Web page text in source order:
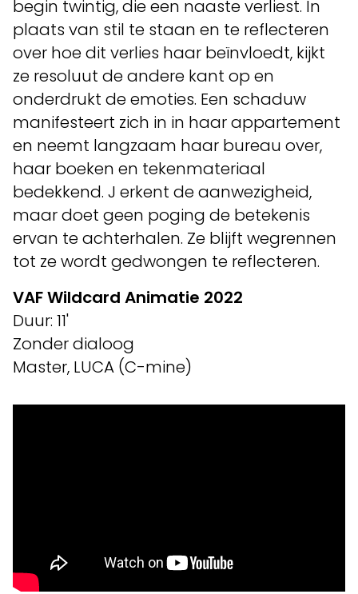
begin twintig, die een naaste verliest. In
plaats van stil te staan en te reflecteren
over hoe dit verlies haar beïnvloedt, kijkt
ze resoluut de andere kant op en
onderdrukt de emoties. Een schaduw
manifesteert zich in in haar appartement
en neemt langzaam haar bureau over,
haar boeken en tekenmateriaal
bedekkend. J erkent de aanwezigheid,
maar doet geen poging de betekenis
ervan te achterhalen. Ze blijft wegrennen
tot ze wordt gedwongen te reflecteren.
VAF Wildcard Animatie 2022
Duur: 11'
Zonder dialoog
Master, LUCA (C-mine)